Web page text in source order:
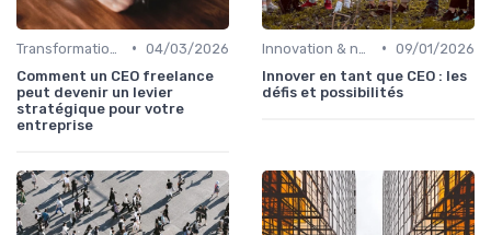
• 04/03/2026
Comment un CEO freelance
peut devenir un levier
stratégique pour votre
entreprise
• 09/01/2026
Innover en tant que CEO : les
défis et possibilités